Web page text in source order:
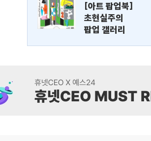
[아트 팝업북]
초현실주의
팝업 갤러리